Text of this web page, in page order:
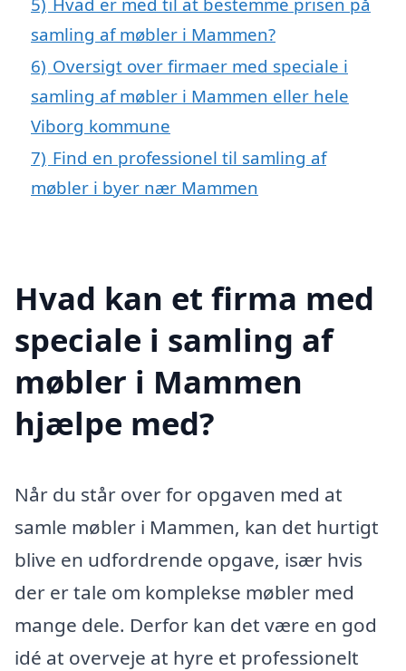
samling af møbler i Mammen?
6) Oversigt over firmaer med speciale i
samling af møbler i Mammen eller hele
Viborg kommune
7) Find en professionel til samling af
møbler i byer nær Mammen
Hvad kan et firma med
speciale i samling af
møbler i Mammen
hjælpe med?
Når du står over for opgaven med at
samle møbler i Mammen, kan det hurtigt
blive en udfordrende opgave, især hvis
der er tale om komplekse møbler med
mange dele. Derfor kan det være en god
idé at overveje at hyre et professionelt